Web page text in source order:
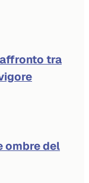
tra
ombre del